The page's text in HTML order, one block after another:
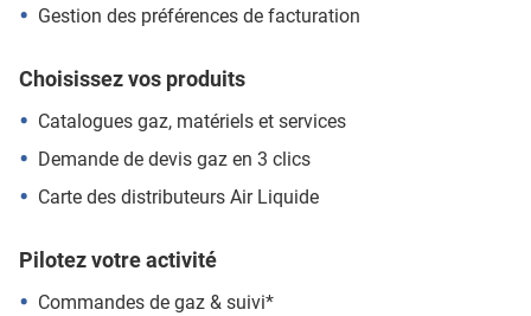
Gestion des préférences de facturation
Choisissez vos produits
Catalogues gaz, matériels et services
Demande de devis gaz en 3 clics
Carte des distributeurs Air Liquide
Pilotez votre activité
Commandes de gaz & suivi*